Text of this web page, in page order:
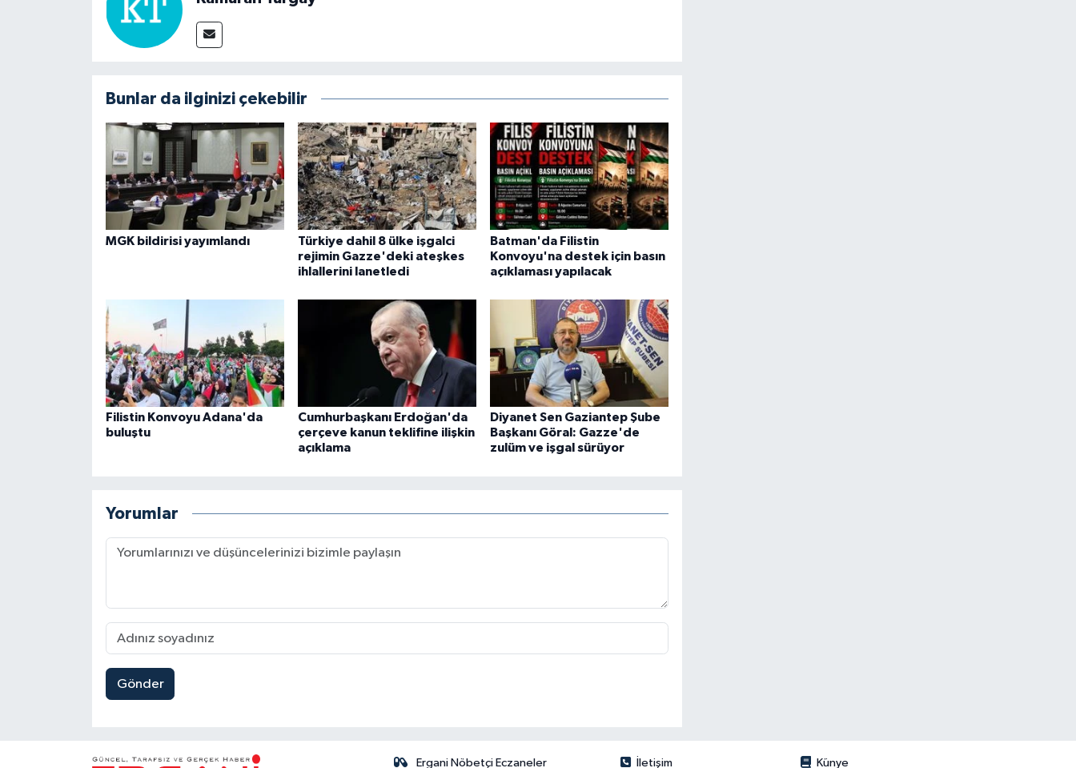
Bunlar da ilginizi çekebilir
MGK bildirisi yayımlandı
Türkiye dahil 8 ülke işgalci
rejimin Gazze'deki ateşkes
ihlallerini lanetledi
Batman'da Filistin
Konvoyu'na destek için basın
açıklaması yapılacak
Filistin Konvoyu Adana'da
buluştu
Cumhurbaşkanı Erdoğan'da
çerçeve kanun teklifine ilişkin
açıklama
Diyanet Sen Gaziantep Şube
Başkanı Göral: Gazze'de
zulüm ve işgal sürüyor
Yorumlar
Gönder
Ergani Nöbetçi Eczaneler İletişim Künye